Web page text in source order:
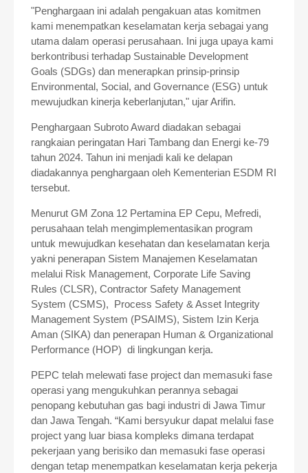
"Penghargaan ini adalah pengakuan atas komitmen
kami menempatkan keselamatan kerja sebagai yang
utama dalam operasi perusahaan. Ini juga upaya kami
berkontribusi terhadap Sustainable Development
Goals (SDGs) dan menerapkan prinsip-prinsip
Environmental, Social, and Governance (ESG) untuk
mewujudkan kinerja keberlanjutan," ujar Arifin.
Penghargaan Subroto Award diadakan sebagai
rangkaian peringatan Hari Tambang dan Energi ke-79
tahun 2024. Tahun ini menjadi kali ke delapan
diadakannya penghargaan oleh Kementerian ESDM RI
tersebut.
Menurut GM Zona 12 Pertamina EP Cepu, Mefredi,
perusahaan telah mengimplementasikan program
untuk mewujudkan kesehatan dan keselamatan kerja
yakni penerapan Sistem Manajemen Keselamatan
melalui Risk Management, Corporate Life Saving
Rules (CLSR), Contractor Safety Management
System (CSMS), Process Safety & Asset Integrity
Management System (PSAIMS), Sistem Izin Kerja
Aman (SIKA) dan penerapan Human & Organizational
Performance (HOP) di lingkungan kerja.
PEPC telah melewati fase project dan memasuki fase
operasi yang mengukuhkan perannya sebagai
penopang kebutuhan gas bagi industri di Jawa Timur
dan Jawa Tengah. “Kami bersyukur dapat melalui fase
project yang luar biasa kompleks dimana terdapat
pekerjaan yang berisiko dan memasuki fase operasi
dengan tetap menempatkan keselamatan kerja pekerja